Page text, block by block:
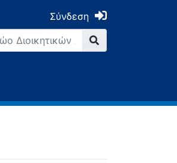
Σύνδεση